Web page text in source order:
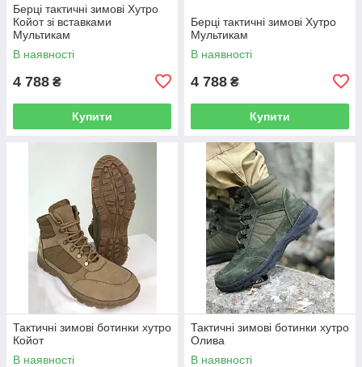
Берці тактичні зимові Хутро
Койот зі вставками
Мультикам
В наявності
4 788 ₴
Купити
Берці тактичні зимові Хутро
Мультикам
В наявності
4 788 ₴
Купити
Тактичні зимові ботинки хутро
Койот
В наявності
Тактичні зимові ботинки хутро
Олива
В наявності